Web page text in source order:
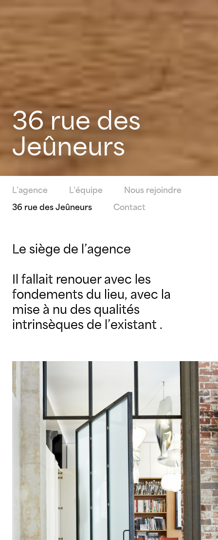
36 rue des
Jeûneurs
L’agence L’équipe
Nous rejoindre
36 rue des Jeûneurs
Contact
Le siège de l’agence
Il fallait renouer avec les
fondements du lieu, avec la
mise à nu des qualités
intrinsèques de l’existant .